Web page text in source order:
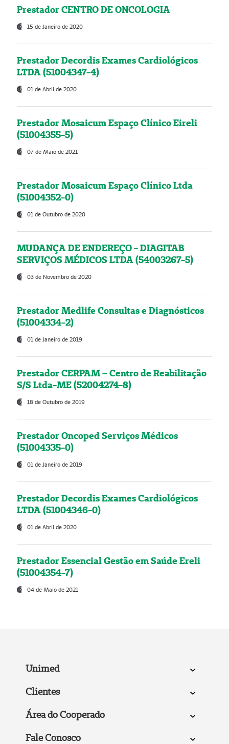
Prestador CENTRO DE ONCOLOGIA
15 de Janeiro de 2020
Prestador Decordis Exames Cardiológicos
LTDA (51004347-4)
01 de Abril de 2020
Prestador Mosaicum Espaço Clínico Eireli
(51004355-5)
07 de Maio de 2021
Prestador Mosaicum Espaço Clínico Ltda
(51004352-0)
01 de Outubro de 2020
MUDANÇA DE ENDEREÇO - DIAGITAB
SERVIÇOS MÉDICOS LTDA (54003267-5)
03 de Novembro de 2020
Prestador Medlife Consultas e Diagnósticos
(51004334-2)
01 de Janeiro de 2019
Prestador CERPAM – Centro de Reabilitação
S/S Ltda-ME (52004274-8)
18 de Outubro de 2019
Prestador Oncoped Serviços Médicos
(51004335-0)
01 de Janeiro de 2019
Prestador Decordis Exames Cardiológicos
LTDA (51004346-0)
01 de Abril de 2020
Prestador Essencial Gestão em Saúde Ereli
(51004354-7)
04 de Maio de 2021
Unimed
Clientes
Área do Cooperado
Fale Conosco